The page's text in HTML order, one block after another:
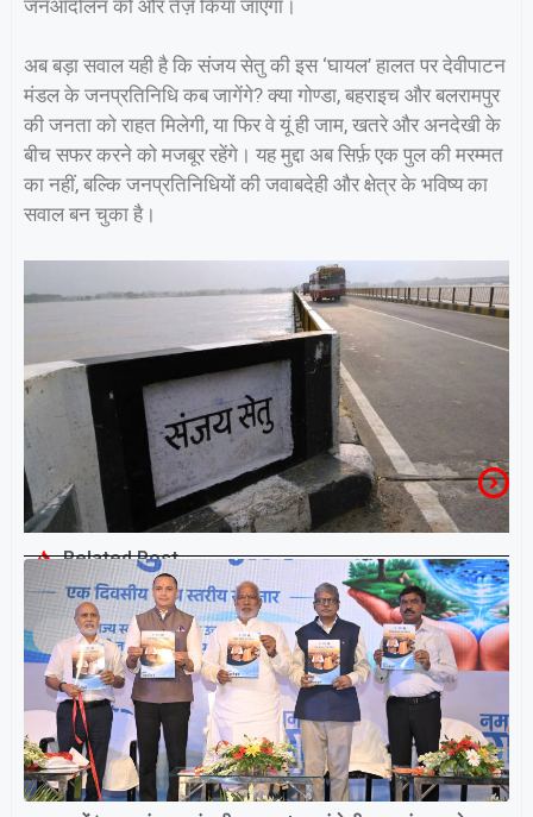
जनआंदोलन को और तेज़ किया जाएगा।
अब बड़ा सवाल यही है कि संजय सेतु की इस ‘घायल’ हालत पर देवीपाटन
मंडल के जनप्रतिनिधि कब जागेंगे? क्या गोण्डा, बहराइच और बलरामपुर
की जनता को राहत मिलेगी, या फिर वे यूं ही जाम, खतरे और अनदेखी के
बीच सफर करने को मजबूर रहेंगे। यह मुद्दा अब सिर्फ़ एक पुल की मरम्मत
का नहीं, बल्कि जनप्रतिनिधियों की जवाबदेही और क्षेत्र के भविष्य का
सवाल बन चुका है।
Related Post